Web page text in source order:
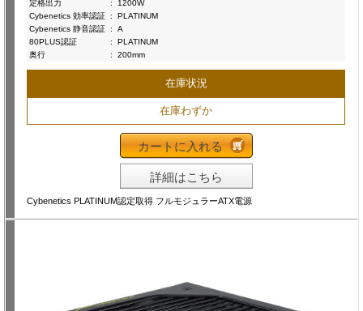
定格出力 :
1200W
Cybenetics 効率認証 :
PLATINUM
Cybenetics 静音認証 :
A
80PLUS認証
:
PLATINUM
奥行
: 200mm
在庫状況
在庫わずか
カートに入れる
詳細はこちら
Cybenetics PLATINUM認定取得 フルモジュラーATX電源